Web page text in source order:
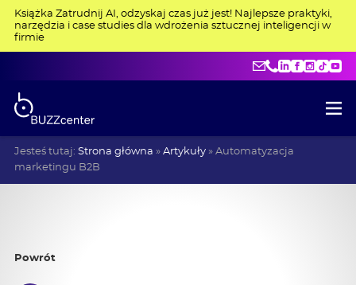
Książka Zatrudnij AI, odzyskaj czas już jest! Najlepsze praktyki,
narzędzia i case studies dla wdrożenia sztucznej inteligencji w
firmie
+48 515 275
LinkedIn
Jesteś tutaj: Strona główna » Artykuły» Automatyzacja
marketingu B2B
Powrót